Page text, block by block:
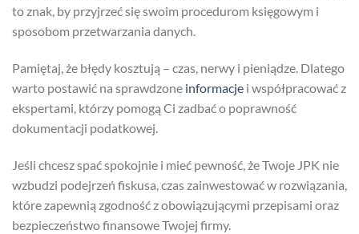
to znak, by przyjrzeć się swoim procedurom księgowym i
sposobom przetwarzania danych.
Pamiętaj, że błędy kosztują – czas, nerwy i pieniądze. Dlatego
warto postawić na sprawdzone informacje i współpracować z
ekspertami, którzy pomogą Ci zadbać o poprawność
dokumentacji podatkowej.
Jeśli chcesz spać spokojnie i mieć pewność, że Twoje JPK nie
wzbudzi podejrzeń fiskusa, czas zainwestować w rozwiązania,
które zapewnią zgodność z obowiązującymi przepisami oraz
bezpieczeństwo finansowe Twojej firmy.